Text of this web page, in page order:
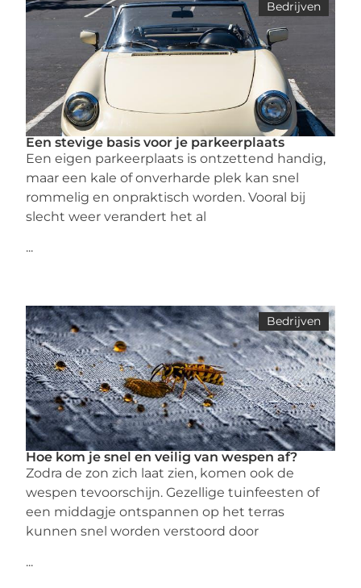
Bedrijven
Een stevige basis voor je parkeerplaats
Een eigen parkeerplaats is ontzettend handig,
maar een kale of onverharde plek kan snel
rommelig en onpraktisch worden. Vooral bij
slecht weer verandert het al
...
Bedrijven
Hoe kom je snel en veilig van wespen af?
Zodra de zon zich laat zien, komen ook de
wespen tevoorschijn. Gezellige tuinfeesten of
een middagje ontspannen op het terras
kunnen snel worden verstoord door
...